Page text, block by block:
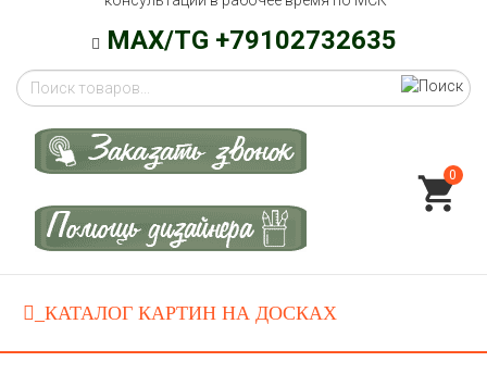
MAX/TG +79102732635
0